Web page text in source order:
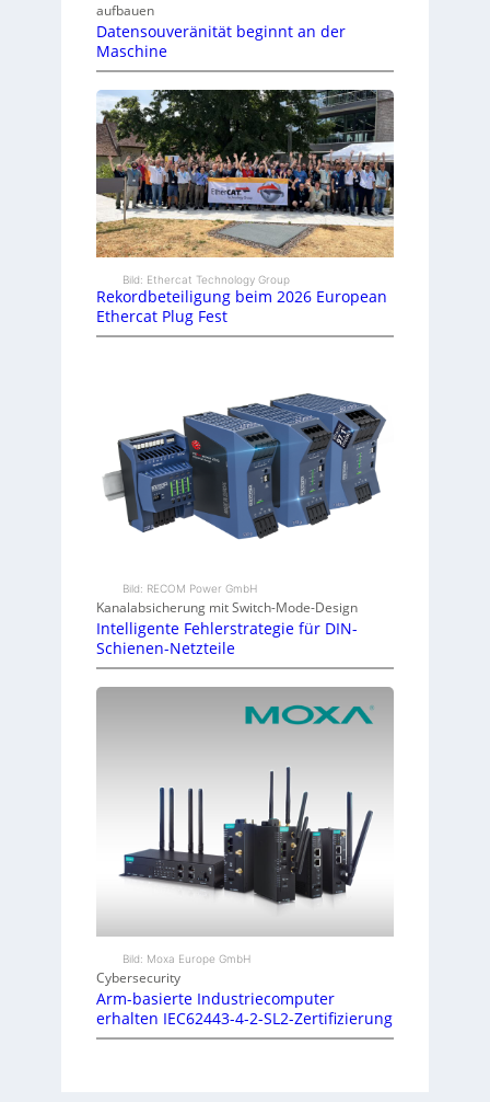
aufbauen
Datensouveränität beginnt an der
Maschine
Bild: Ethercat Technology Group
Rekordbeteiligung beim 2026 European
Ethercat Plug Fest
Bild: RECOM Power GmbH
Kanalabsicherung mit Switch-Mode-Design
Intelligente Fehlerstrategie für DIN-
Schienen-Netzteile
Bild: Moxa Europe GmbH
Cybersecurity
Arm-basierte Industriecomputer
erhalten IEC62443-4-2-SL2-Zertifizierung